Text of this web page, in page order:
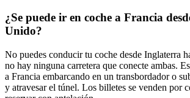
¿Se puede ir en coche a Francia
Unido?
No puedes conducir tu coche desde Inglaterra
no hay ninguna carretera que conecte ambas.
a Francia embarcando en un transbordador o
y atravesar el túnel. Los billetes se venden por